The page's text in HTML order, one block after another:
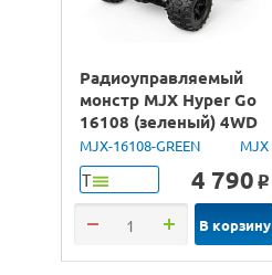
Радиоуправляемый
монстр MJX Hyper Go
16108 (зеленый) 4WD
2.4G LED 1/16 RTR
MJX-16108-GREEN MJX
Т 4 790 o
В корзину